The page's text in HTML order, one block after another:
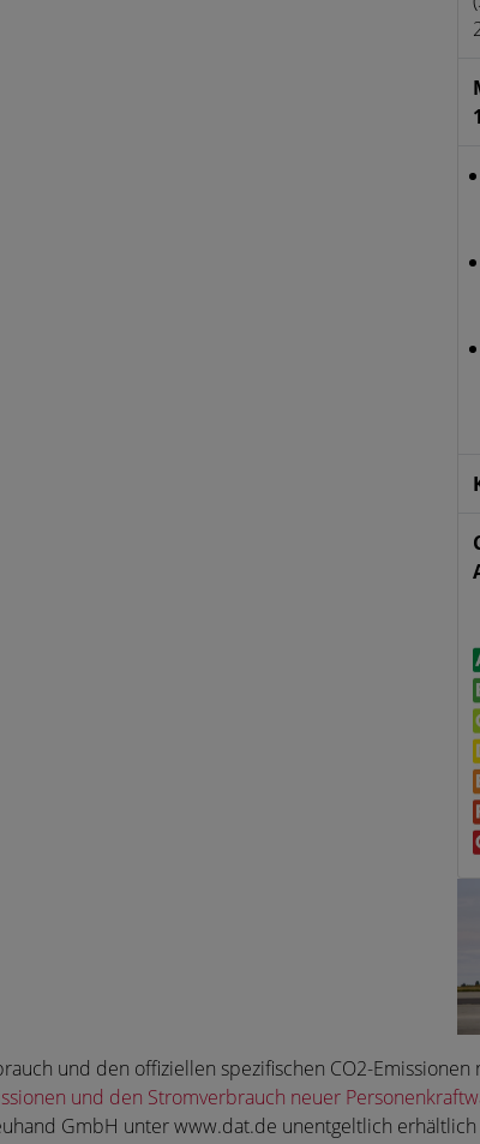
und den offiziellen spezifischen CO2-
und den Stromverbrauch neuer
GmbH unter www.dat.de unentgeltlich